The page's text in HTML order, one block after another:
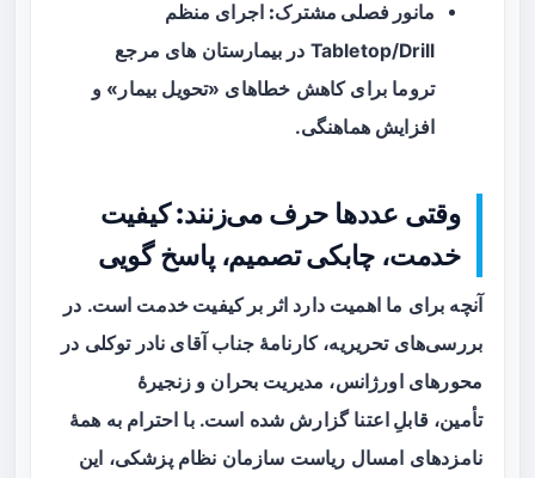
مانور فصلی مشترک: اجرای منظم
Tabletop/Drill در بیمارستان های مرجع
تروما برای کاهش خطاهای «تحویل بیمار» و
افزایش هماهنگی.
وقتی عددها حرف می‌زنند: کیفیت
خدمت، چابکی تصمیم، پاسخ گویی
آنچه برای ما اهمیت دارد اثر بر کیفیت خدمت است. در
بررسی‌های تحریریه، کارنامهٔ جناب آقای نادر توکلی در
محورهای اورژانس، مدیریت بحران و زنجیرهٔ
تأمین، قابلِ اعتنا گزارش شده است. با احترام به همهٔ
نامزدهای امسال ریاست سازمان نظام پزشکی، این